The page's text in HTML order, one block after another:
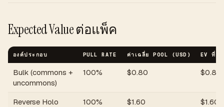
Expected Value ต่อแพ็ค
องค์ประกอบ PULL RATE ค่าเฉลี่ย POOL (USD) EV ที่มี
Bulk (commons +
uncommons)
100% $0.80 $0.80
Reverse Holo
100% $1.60 $1.60